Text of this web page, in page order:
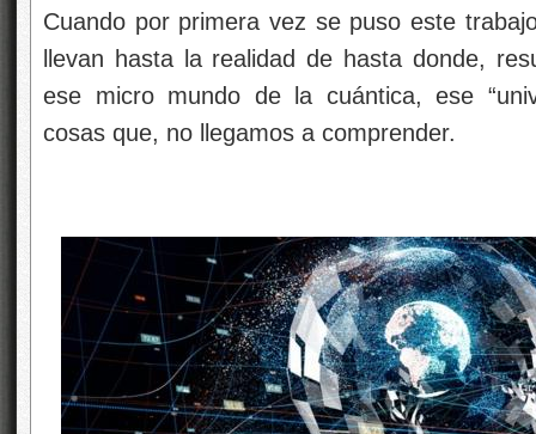
Cuando por primera vez se puso este
llevan hasta la realidad de hasta donde,
ese micro mundo de la cuántica, ese
cosas que, no llegamos a comprender.